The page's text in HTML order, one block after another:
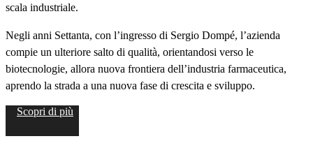
scala industriale.
Negli anni Settanta, con l’ingresso di Sergio Dompé, l’azienda
compie un ulteriore salto di qualità, orientandosi verso le
biotecnologie, allora nuova frontiera dell’industria farmaceutica,
aprendo la strada a una nuova fase di crescita e sviluppo.
Scopri di più